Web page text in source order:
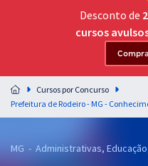
Acesso ilimitado a toda
Residências
Preparação completa e intensiva
residências em saúde do Brasil
Desconto de
cursos
Cursos por Concurso
MG - Administrativas,